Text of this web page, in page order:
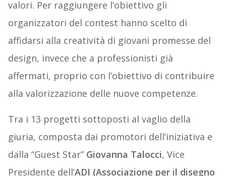
valori. Per raggiungere l’obiettivo gli
organizzatori del contest hanno scelto di
affidarsi alla creatività di giovani promesse del
design, invece che a professionisti già
affermati, proprio con l’obiettivo di contribuire
alla valorizzazione delle nuove competenze.
Tra i 13 progetti sottoposti al vaglio della
giuria, composta dai promotori dell’iniziativa e
dalla “Guest Star” Giovanna Talocci, Vice
Presidente dell’ADI (Associazione per il disegno